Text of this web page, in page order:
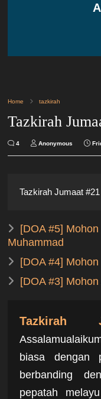
Home tazkirah
Tazkirah
4 Anonymous
Tazkirah Jumaat #21
[DOA #5]
Muhammad
[DOA #4]
[DOA #3]
Tazkirah
biasa dengan
berbanding
pepatah